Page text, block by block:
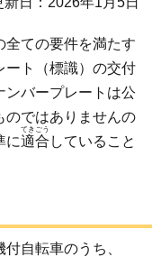
全ての要件を満たす
ート（標識）の交付
ンバープレートは公
のではありませんの
に適合
てきごう
していること
自転車のうち、